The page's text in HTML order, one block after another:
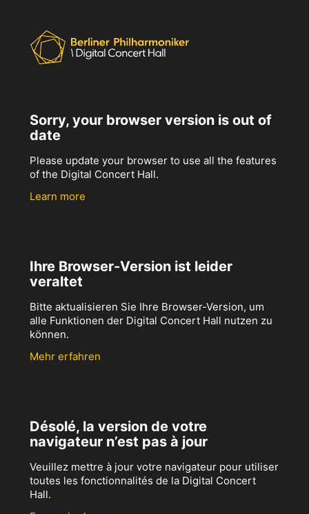
Sorry, your browser version is out of
date
Please update your browser to use all the features
of the Digital Concert Hall.
Learn more
Ihre Browser-Version ist leider
veraltet
Bitte aktualisieren Sie Ihre Browser-Version, um
alle Funktionen der Digital Concert Hall nutzen zu
können.
Mehr erfahren
Désolé, la version de votre
navigateur n’est pas à jour
Veuillez mettre à jour votre navigateur pour utiliser
toutes les fonctionnalités de la Digital Concert
Hall.